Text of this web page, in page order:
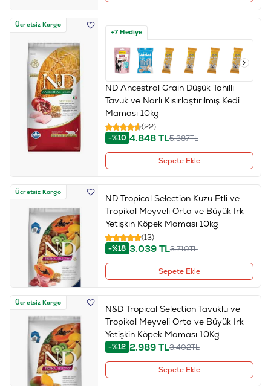
Ücretsiz Kargo
+7 Hediye
ND Ancestral Grain Düşük Tahıllı
Tavuk ve Narlı Kısırlaştırılmış Kedi
Maması 10kg
(22)
-%10 4.848TL5.387TL
Sepete Ekle
Ücretsiz Kargo
ND Tropical Selection Kuzu Etli ve
Tropikal Meyveli Orta ve Büyük Irk
Yetişkin Köpek Maması 10kg
(13)
-%18 3.039TL3.710TL
Sepete Ekle
Ücretsiz Kargo
N&D Tropical Selection Tavuklu ve
Tropikal Meyveli Orta ve Büyük Irk
Yetişkin Köpek Maması 10Kg
-%12 2.989TL3.402TL
Sepete Ekle